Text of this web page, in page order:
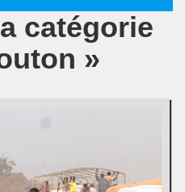
catégorie
»